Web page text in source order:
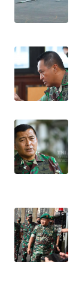
WN
KALTARA
KALSEL
WN
KALTIM
WN
SULSEL
WN
GORONTALO